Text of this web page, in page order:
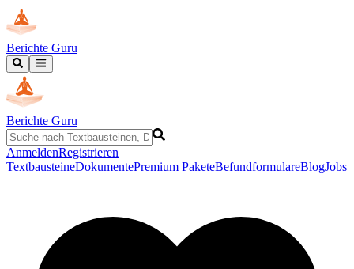
Berichte Guru
Berichte Guru
AnmeldenRegistrieren
TextbausteineDokumentePremium PaketeBefundformulareBlogJobs